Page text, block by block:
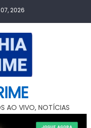
2026
AO VIVO, NOTÍCIAS